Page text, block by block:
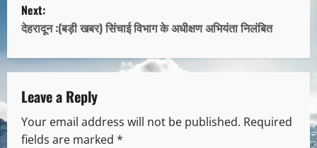
Next:
देहरादून :(बड़ी खबर) सिंचाई विभाग के अधीक्षण अभियंता निलंबित
Leave a Reply
Your email address will not be published. Required
fields are marked *